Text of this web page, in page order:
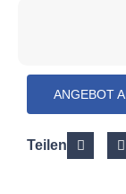
ANGEBOT
Teilen